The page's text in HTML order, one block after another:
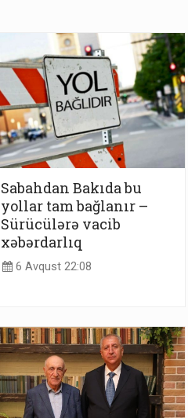
Sabahdan Bakıda bu
yollar tam bağlanır –
Sürücülərə vacib
xəbərdarlıq
6 Avqust 22:08